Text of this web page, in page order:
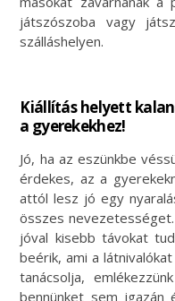
játszószoba vagy
szálláshelyen.
Kiállítás helyett
a gyerekekhez!
Jó, ha az eszünkbe
érdekes, az a
attól lesz jó egy
összes
jóval kisebb távokat
beérik, ami a
tanácsolja,
bennünket sem igazán